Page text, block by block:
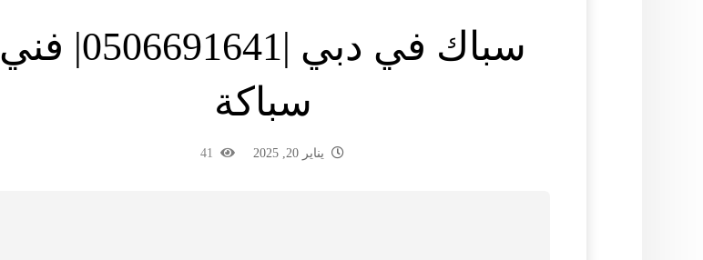
سباك في دبي |0506691641| فني
سباكة
يناير 20, 2025 41